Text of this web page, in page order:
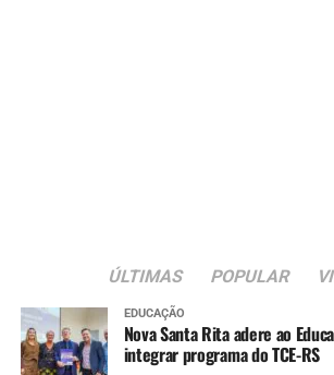
ÚLTIMAS POPULAR
EDUCAÇÃO
Nova Santa Rita adere ao
integrar programa do TCE-RS